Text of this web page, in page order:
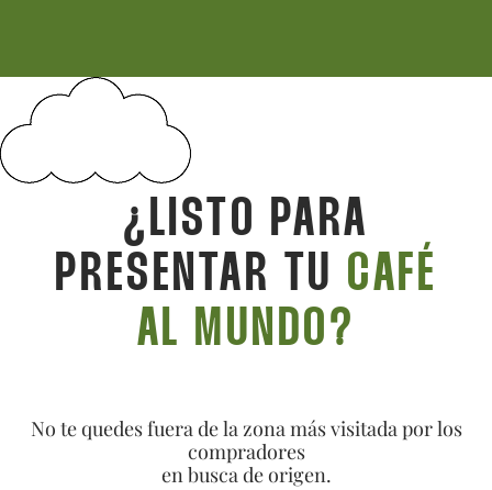
¿LISTO PARA
PRESENTAR TU CAFÉ
AL MUNDO?
No te quedes fuera de la zona más visitada por los
compradores
en busca de origen.